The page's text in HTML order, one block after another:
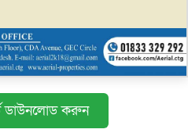
ডাউনলোড করুন